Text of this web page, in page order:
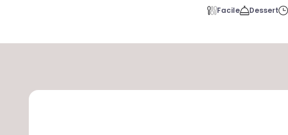
Facile Dessert